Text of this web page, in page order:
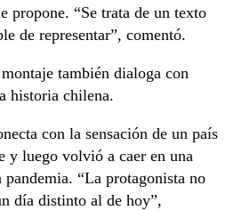
propone. “Se trata de un texto
de representar”, comentó.
también dialoga con
historia chilena.
con la sensación de un país
y luego volvió a caer en una
pandemia. “La protagonista no
día distinto al de hoy”,